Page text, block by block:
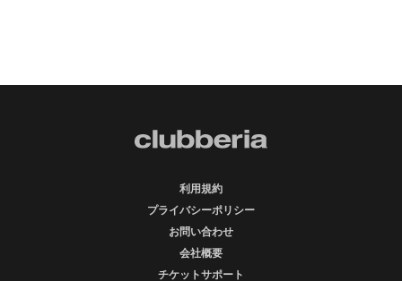
利用規約
プライバシーポリシー
お問い合わせ
会社概要
チケットサポート